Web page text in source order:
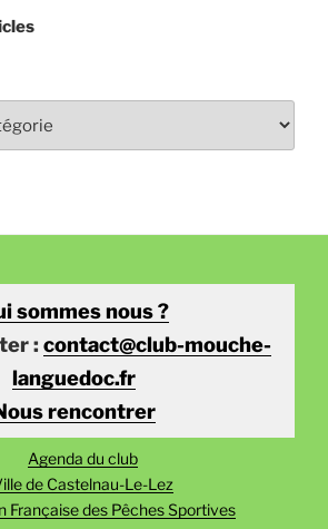
sommes nous ?
: contact@club-mouche-
languedoc.fr
rencontrer
Agenda du club
de Castelnau-Le-Lez
Française des Pêches Sportives